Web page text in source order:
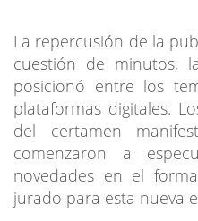
La repercusión de la
cuestión de minutos,
posicionó entre los
plataformas digitales.
del certamen
comenzaron a
novedades en el
jurado para esta nueva